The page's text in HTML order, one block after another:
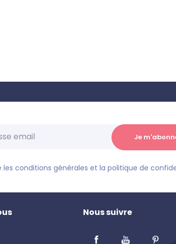
les conditions générales et la politique de
Nous suivre